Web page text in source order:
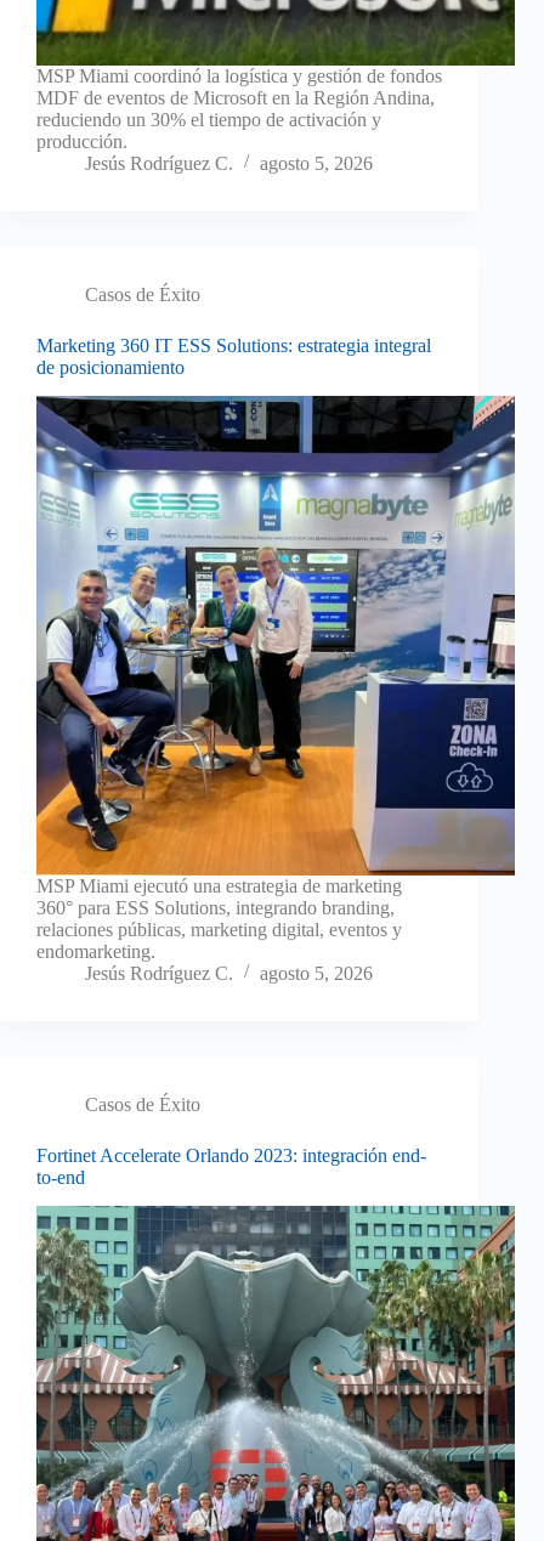
MSP Miami coordinó la logística y gestión de fondos
MDF de eventos de Microsoft en la Región Andina,
reduciendo un 30% el tiempo de activación y
producción.
Jesús Rodríguez C.
agosto 5, 2026
Casos de Éxito
Marketing 360 IT ESS Solutions: estrategia integral
de posicionamiento
MSP Miami ejecutó una estrategia de marketing
360° para ESS Solutions, integrando branding,
relaciones públicas, marketing digital, eventos y
endomarketing.
Jesús Rodríguez C.
agosto 5, 2026
Casos de Éxito
Fortinet Accelerate Orlando 2023: integración end-
to-end